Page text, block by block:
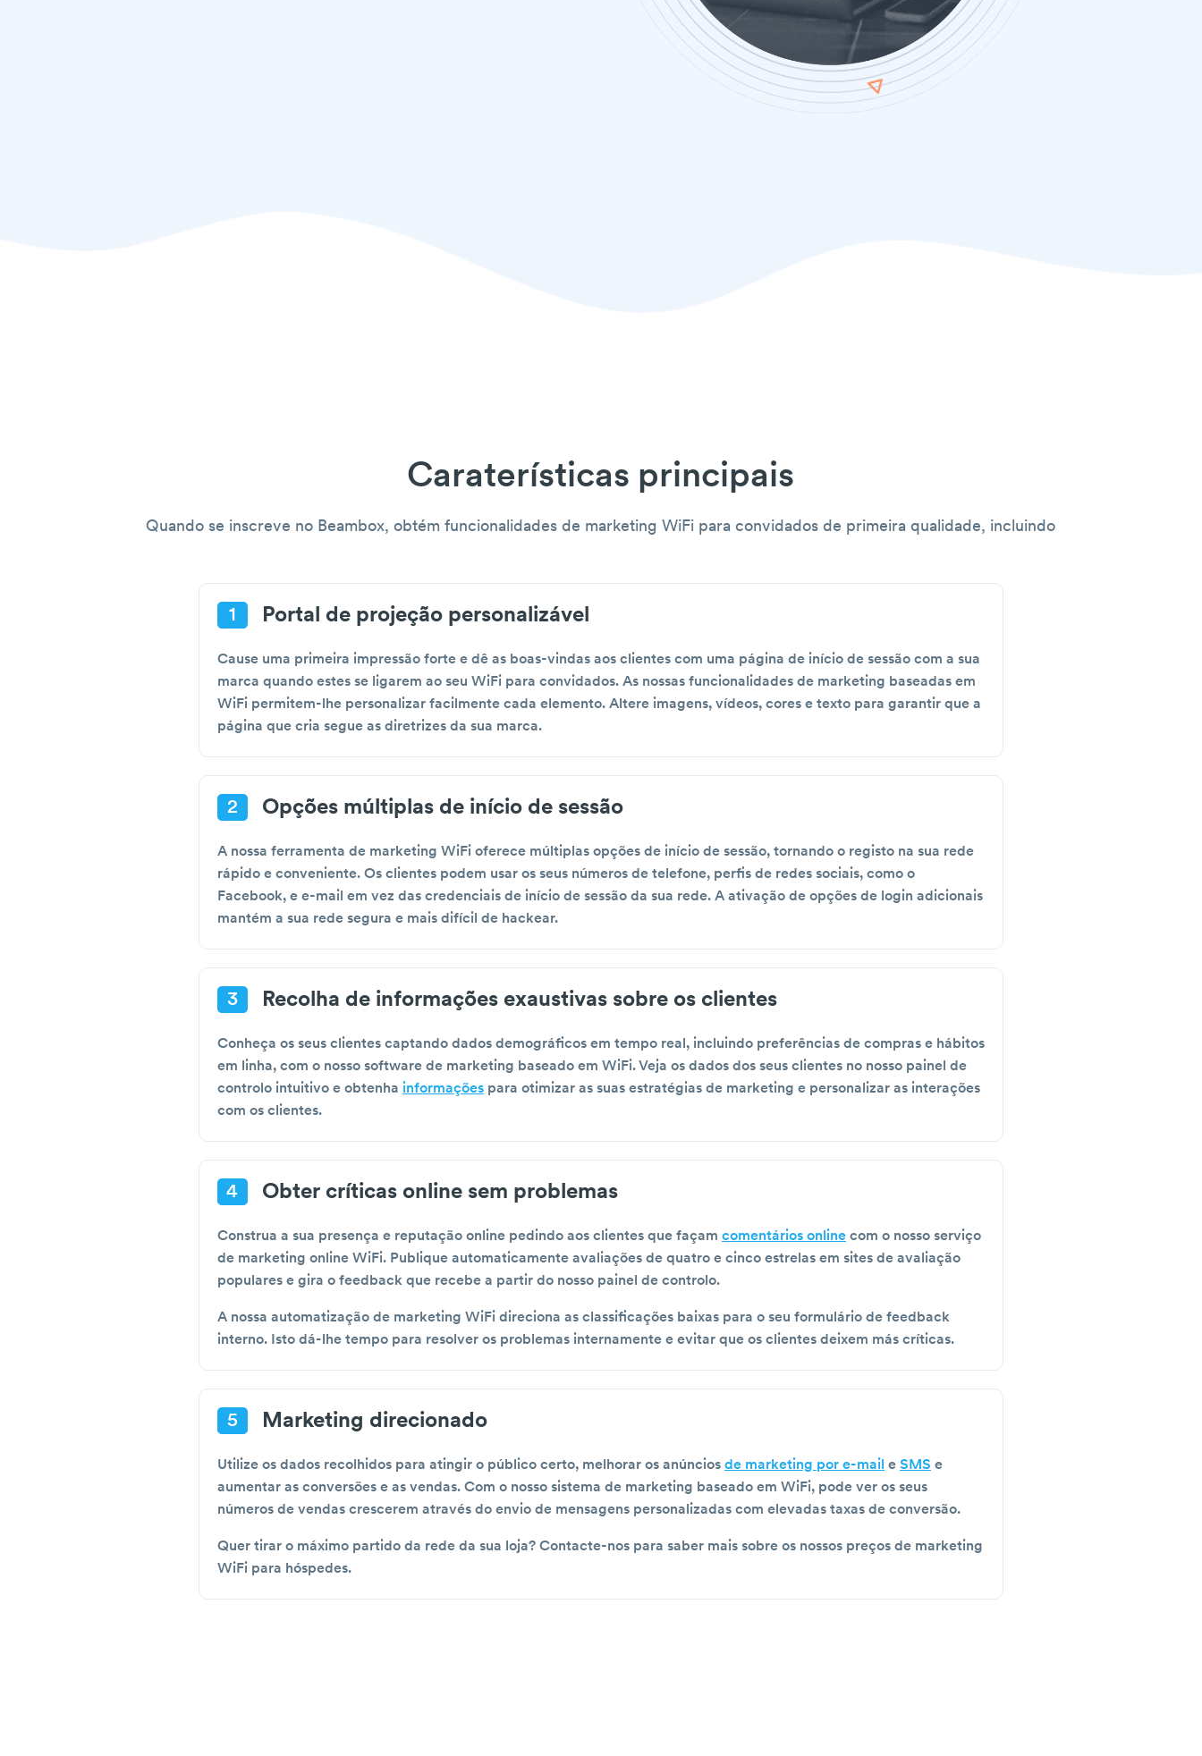
Caraterísticas principais
Quando se inscreve no Beambox, obtém funcionalidades de marketing WiFi para convidados de primeira qualidade, incluindo
1 Portal de projeção personalizável
Cause uma primeira impressão forte e dê as boas-vindas aos clientes com uma página de início de sessão com a sua
marca quando estes se ligarem ao seu WiFi para convidados. As nossas funcionalidades de marketing baseadas em
WiFi permitem-lhe personalizar facilmente cada elemento. Altere imagens, vídeos, cores e texto para garantir que a
página que cria segue as diretrizes da sua marca.
2 Opções múltiplas de início de sessão
A nossa ferramenta de marketing WiFi oferece múltiplas opções de início de sessão, tornando o registo na sua rede
rápido e conveniente. Os clientes podem usar os seus números de telefone, perfis de redes sociais, como o
Facebook, e e-mail em vez das credenciais de início de sessão da sua rede. A ativação de opções de login adicionais
mantém a sua rede segura e mais difícil de hackear.
3 Recolha de informações exaustivas sobre os clientes
Conheça os seus clientes captando dados demográficos em tempo real, incluindo preferências de compras e hábitos
em linha, com o nosso software de marketing baseado em WiFi. Veja os dados dos seus clientes no nosso painel de
controlo intuitivo e obtenha informaçõespara otimizar as suas estratégias de marketing e personalizar as interações
com os clientes.
4 Obter críticas online sem problemas
Construa a sua presença e reputação online pedindo aos clientes que façam comentários onlinecom o nosso serviço
de marketing online WiFi. Publique automaticamente avaliações de quatro e cinco estrelas em sites de avaliação
populares e gira o feedback que recebe a partir do nosso painel de controlo.
A nossa automatização de marketing WiFi direciona as classificações baixas para o seu formulário de feedback
interno. Isto dá-lhe tempo para resolver os problemas internamente e evitar que os clientes deixem más críticas.
5 Marketing direcionado
Utilize os dados recolhidos para atingir o público certo, melhorar os anúncios de marketing por e-mail e SMS e
aumentar as conversões e as vendas. Com o nosso sistema de marketing baseado em WiFi, pode ver os seus
números de vendas crescerem através do envio de mensagens personalizadas com elevadas taxas de conversão.
Quer tirar o máximo partido da rede da sua loja? Contacte-nos para saber mais sobre os nossos preços de marketing
WiFi para hóspedes.